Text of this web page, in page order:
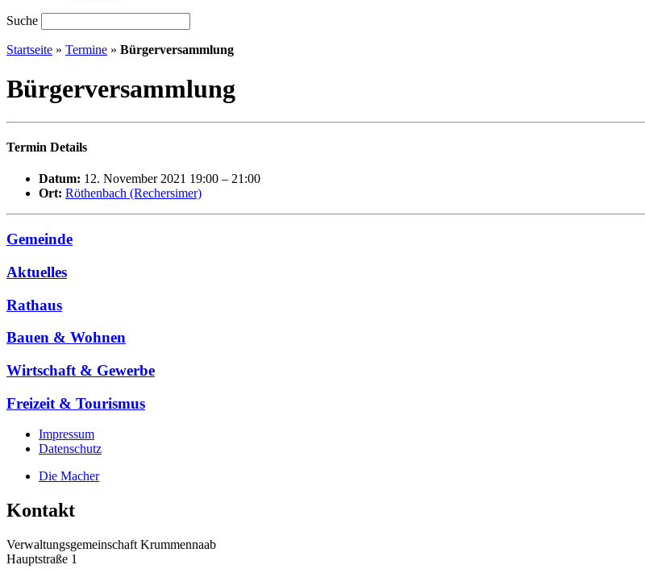
Suche
Startseite » Termine » Bürgerversammlung
Bürgerversammlung
Termin Details
Datum: 12. November 2021 19:00 – 21:00
Ort: Röthenbach (Rechersimer)
Gemeinde
Aktuelles
Rathaus
Bauen & Wohnen
Wirtschaft & Gewerbe
Freizeit & Tourismus
Impressum
Datenschutz
Die Macher
Kontakt
Verwaltungsgemeinschaft Krummennaab
Hauptstraße 1